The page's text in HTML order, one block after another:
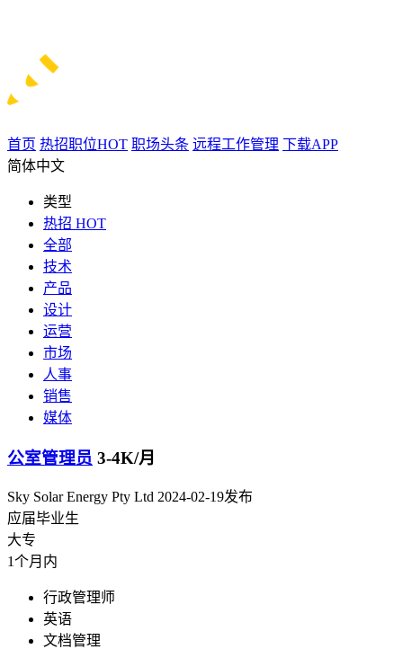
首页 热招职位HOT 职场头条 远程工作管理 下载APP
简体中文
类型
热招 HOT
全部
技术
产品
设计
运营
市场
人事
销售
媒体
公室管理员 3-4K/月
Sky Solar Energy Pty Ltd 2024-02-19发布
应届毕业生
大专
1个月内
行政管理师
英语
文档管理